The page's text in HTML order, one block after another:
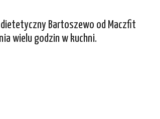
dietetyczny Bartoszewo od Maczfit
wielu godzin w kuchni.